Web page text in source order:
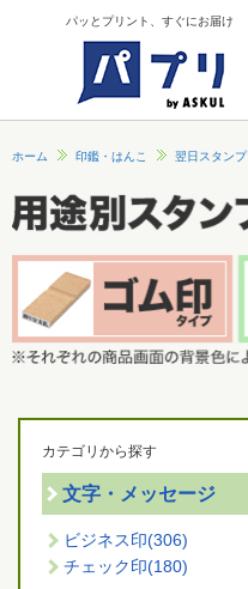
パッとプリント、すぐにお届け
ホーム 印鑑・はんこ 翌日スタンプ
カテゴリから探す
文字・メッセージ
ビジネス印(306)
チェック印(180)